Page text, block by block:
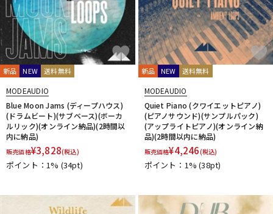
キーボード 電子ピアノ
管楽器 その他楽器
アンプ エフェクター
DJ機器 DTM
新品 NEW 送料無料
MODEAUDIO
Blue Moon Jams (ディープハウス)
(ドラムビート)(サブベース)(ボーカ
ルリック)(オンライン納品)(2時間以
内に納品)
販売価格¥3,828(税込)
ポイント：1% (34pt)
新品 NEW 送料無料
MODEAUDIO
Quiet Piano (クワイエットピアノ)
(ピアノサウンド)(サンプルパック)
(アップライトピアノ)(オンライン納
品)(2時間以内に納品)
販売価格¥4,246(税込)
ポイント：1%(38pt)